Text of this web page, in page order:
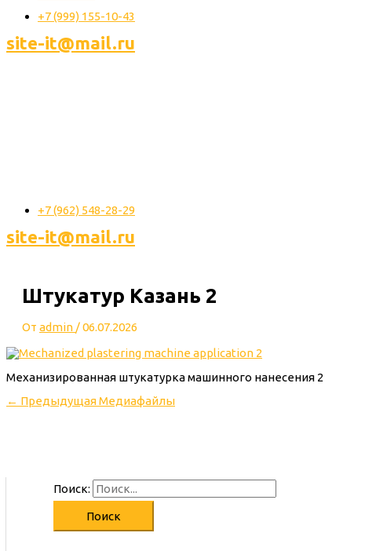
+7 (999) 155-10-43
site-it@mail.ru
+7 (962) 548-28-29
site-it@mail.ru
Штукатур Казань 2
От admin /06.07.2026
Механизированная штукатурка машинного нанесения 2
← Предыдущая Медиафайлы
Поиск: